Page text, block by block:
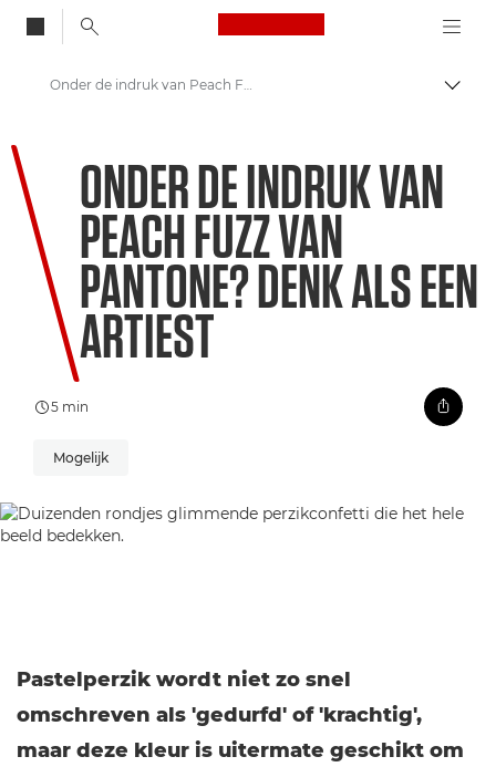
Canon Logo, back
Welkom bij VIEW
Onder de indruk van Peach Fuzz van Pantone? Denk als een artiest
ONDER DE INDRUK VAN
PEACH FUZZ VAN
PANTONE? DENK ALS EEN
ARTIEST
5 min
Mogelijk
Pastelperzik wordt niet zo snel
omschreven als 'gedurfd' of 'krachtig',
maar deze kleur is uitermate geschikt om